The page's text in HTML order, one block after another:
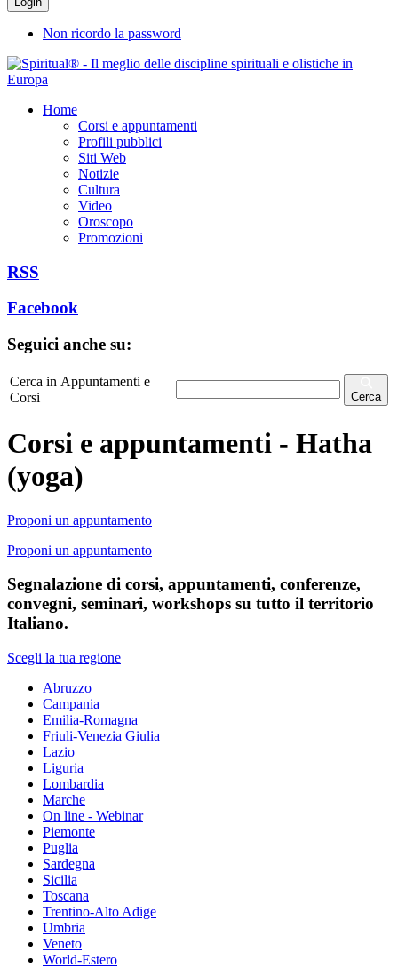
Non ricordo la password
Home
Corsi e appuntamenti
Profili pubblici
Siti Web
Notizie
Cultura
Video
Oroscopo
Promozioni
RSS
Facebook
Seguici anche su:
Cerca in Appuntamenti e
Corsi
Cerca
Corsi e appuntamenti - Hatha
(yoga)
Proponi un appuntamento
Proponi un appuntamento
Segnalazione di corsi, appuntamenti, conferenze,
convegni, seminari, workshops su tutto il territorio
Italiano.
Scegli la tua regione
Abruzzo
Campania
Emilia-Romagna
Friuli-Venezia Giulia
Lazio
Liguria
Lombardia
Marche
On line - Webinar
Piemonte
Puglia
Sardegna
Sicilia
Toscana
Trentino-Alto Adige
Umbria
Veneto
World-Estero